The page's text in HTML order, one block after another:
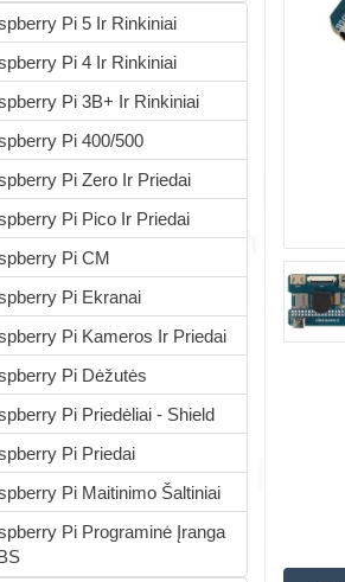
Pi 5 Ir Rinkiniai
Pi 4 Ir Rinkiniai
Pi 3B+ Ir Rinkiniai
Pi 400/500
Pi Zero Ir Priedai
Pi Pico Ir Priedai
Pi CM
Pi Ekranai
Pi Kameros Ir Priedai
Pi Dėžutės
Pi Priedėliai - Shield
Pi Priedai
Pi Maitinimo Šaltiniai
Pi Programinė Įranga